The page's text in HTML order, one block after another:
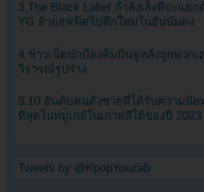
3.The Black Label กำลังเล็งที่จะแยก
YG ย้ายอฟฟิศไปตึกใหม่ในฮันนัมดง
4.ชาวเน็ตปกป้องคิมมินจูหลังถูกพวกเ
วิจารณ์รูปร่าง
5.10 อันดับคนดังชายที่ได้รับความนิย
ที่สุดในหมู่เกย์ในเกาหลีใต้ของปี 2023
Tweets by @KpopYouzab